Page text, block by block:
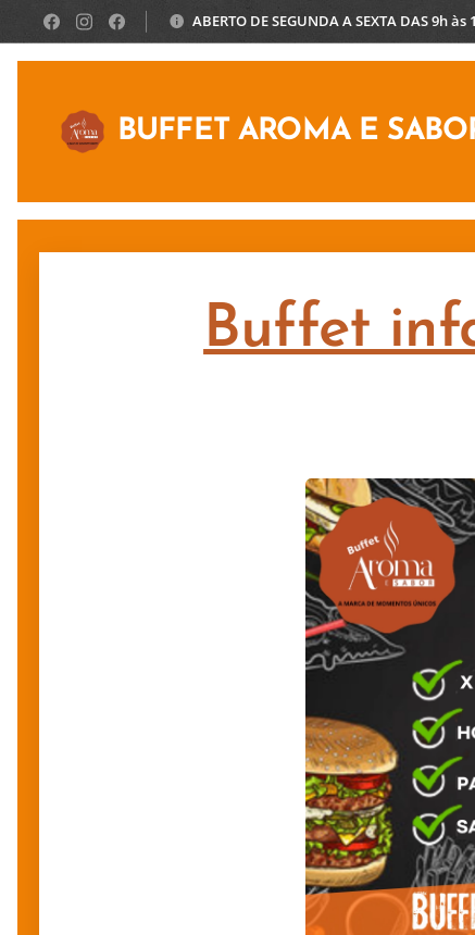
ABERTO DE SEGUNDA A SEXTA DAS 9h às
BUFFET AROMA E
Buffet